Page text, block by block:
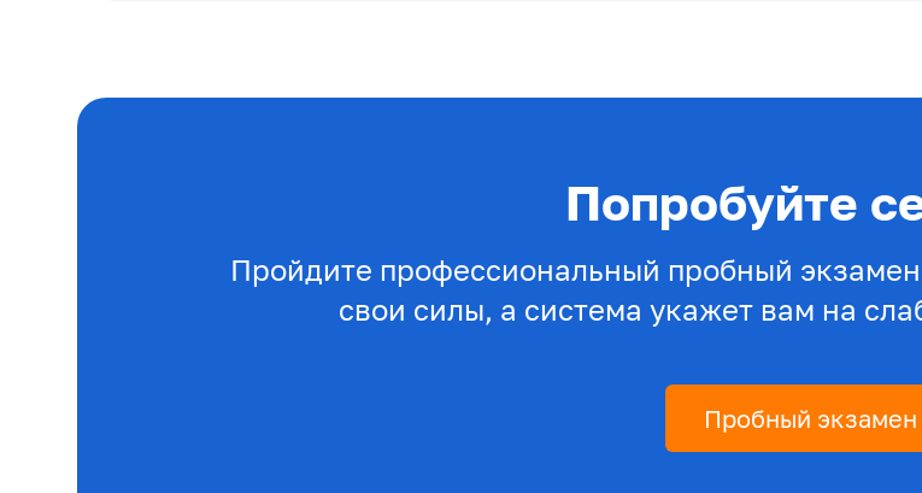
Попробуйте
Пройдите профессиональный пробный
свои силы, а система укажет вам на
Пробный экзамен